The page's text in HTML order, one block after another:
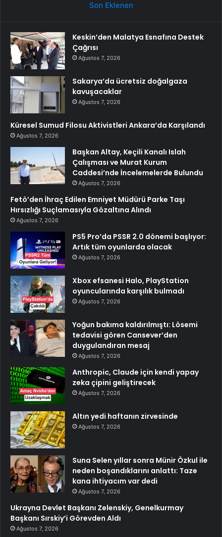
Son Eklenen
Keskin’den Malatya Esnafına Destek
Çağrısı
Ağustos 7, 2026
Sakarya’da ücretsiz doğalgaza
kavuşacaklar
Ağustos 7, 2026
Küresel Sumud Filosu Aktivistleri Ankara’da Karşılandı
Ağustos 7, 2026
Başkan Altay, Keçili Kanalı Islah
Çalışması ve Murat Kurum
Caddesi’nde İncelemelerde Bulundu
Ağustos 7, 2026
Fetö’den İhraç Edilen Emniyet Müdürü Parke Taşı
Hırsızlığı Suçlamasıyla Gözaltına Alındı
Ağustos 7, 2026
PS5 Pro’da PSSR 2.0 dönemi başlıyor:
Artık tüm oyunlarda olacak
Ağustos 7, 2026
Xbox efsanesi Halo, PlayStation
oyuncularında karşılık bulmadı
Ağustos 7, 2026
Yoğun bakıma kaldırılmıştı: Lösemi
tedavisi gören Cansever’den
duygulandıran mesaj
Ağustos 7, 2026
Anthropic, Claude için kendi yapay
zeka çipini geliştirecek
Ağustos 7, 2026
Altın yedi haftanın zirvesinde
Ağustos 7, 2026
Suna Selen yıllar sonra Münir Özkul ile
neden boşandıklarını anlattı: Taze
kana ihtiyacım var dedi
Ağustos 7, 2026
Ukrayna Devlet Başkanı Zelenskiy, Genelkurmay
Başkanı Sırskiy’i Görevden Aldı
Ağustos 7, 2026